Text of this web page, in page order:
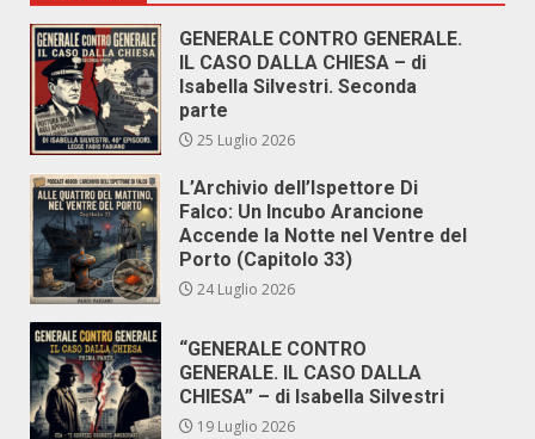
GENERALE CONTRO GENERALE.
IL CASO DALLA CHIESA – di
Isabella Silvestri. Seconda
parte
25 Luglio 2026
L’Archivio dell’Ispettore Di
Falco: Un Incubo Arancione
Accende la Notte nel Ventre del
Porto (Capitolo 33)
24 Luglio 2026
“GENERALE CONTRO
GENERALE. IL CASO DALLA
CHIESA” – di Isabella Silvestri
19 Luglio 2026